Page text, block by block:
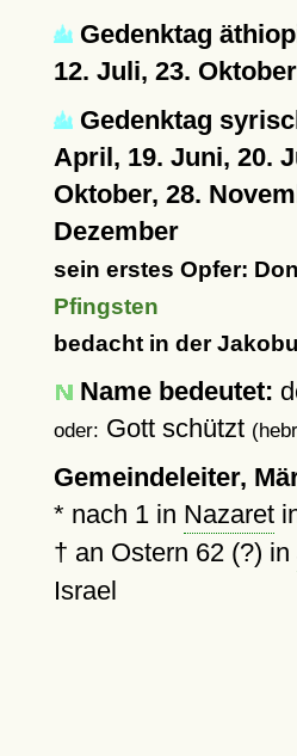
Gedenktag
12. Juli, 23. Oktober
Gedenktag
April, 19. Juni, 20.
Oktober, 28.
Dezember
sein erstes Opfer:
Pfingsten
bedacht in der
Name bedeutet:
oder: Gott schützt
Gemeindeleiter,
* nach 1in Nazaret
† an Ostern 62 (?) in
Israel